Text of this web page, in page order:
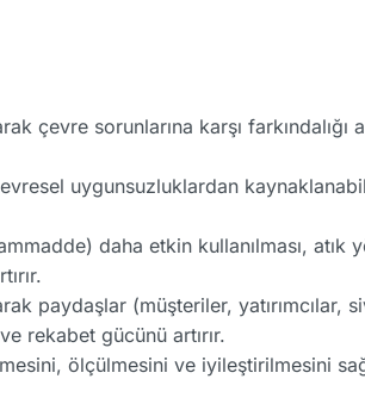
çevre sorunlarına karşı farkındalığı
uygunsuzluklardan
daha etkin kullanılması, atık
paydaşlar (müşteriler, yatırımcılar,
rekabet gücünü artırır.
ölçülmesini ve iyileştirilmesini